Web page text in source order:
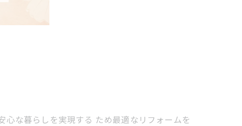
らしを実現する ため最適なリフォームを